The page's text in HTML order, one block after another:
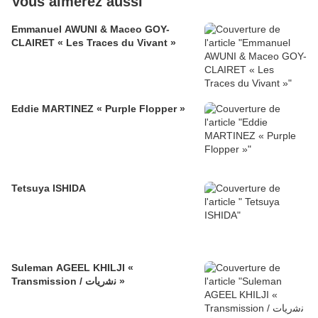
Emmanuel AWUNI & Maceo GOY-
CLAIRET « Les Traces du Vivant »
Eddie MARTINEZ « Purple Flopper »
Tetsuya ISHIDA
Suleman AGEEL KHILJI «
Transmission / ﻧﺷرﯾﺎت »